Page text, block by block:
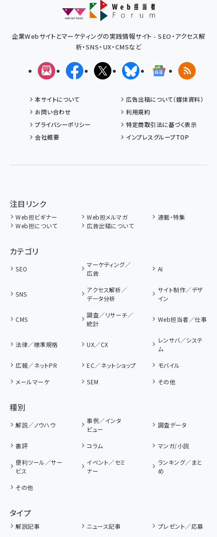
企業Webサイトとマーケティングの実践情報サイト - SEO・アクセス解
析・SNS・UX・CMSなど
メルマガFacebookX(エックス)BlueskyGoogleニュ
RSS
本サイトについて
広告出稿について（媒体資料）
お問い合わせ
利用規約
プライバシーポリシー
特定商取引法に基づく表示
会社概要
インプレスグループTOP
注目リンク
Web担ビギナー Web担メルマガ
連載・特集
Web担について
広告出稿について
カテゴリ
SEO
マーケティング／
広告
AI
SNS
アクセス解析／
データ分析
サイト制作／デザ
イン
CMS
調査／リサーチ／
統計
Web担当者／仕事
法律／標準規格 UX／CX
レンサバ／システ
ム
広報／ネットPR
EC／ネットショップ
モバイル
メールマーケ
SEM その他
種別
解説／ノウハウ
事例／インタ
ビュー
調査データ
書評 コラム
マンガ/小説
便利ツール／サー
ビス
イベント／セミ
ナー
ランキング／まと
め
その他
タイプ
解説記事 ニュース記事 プレゼント／応募